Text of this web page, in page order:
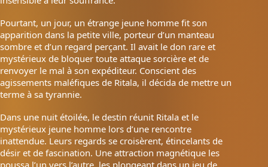
Pourtant, un jour, un étrange jeune homme fit son
apparition dans la petite ville, porteur d’un manteau
sombre et d’un regard perçant. Il avait le don rare et
mystérieux de bloquer toute attaque sorcière et de
renvoyer le mal à son expéditeur. Conscient des
agissements maléfiques de Ritala, il décida de mettre un
terme à sa tyrannie.
Dans une nuit étoilée, le destin réunit Ritala et le
mystérieux jeune homme lors d’une rencontre
inattendue. Leurs regards se croisèrent, étincelants de
désir et de fascination. Une attraction magnétique les